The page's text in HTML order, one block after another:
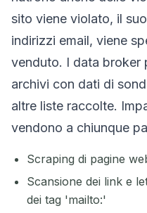
sito viene violato, il
indirizzi email, viene
venduto. I data broker
archivi con dati di
altre liste raccolte.
vendono a chiunque
Scraping di pagine
Scansione dei link e
dei tag 'mailto:'